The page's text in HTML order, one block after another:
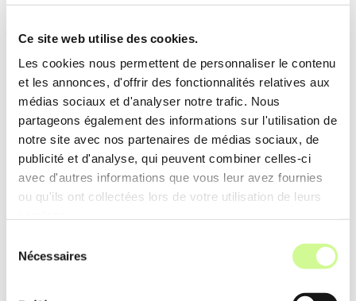
Ce site web utilise des cookies.
Les cookies nous permettent de personnaliser le contenu
et les annonces, d'offrir des fonctionnalités relatives aux
médias sociaux et d'analyser notre trafic. Nous
partageons également des informations sur l'utilisation de
notre site avec nos partenaires de médias sociaux, de
publicité et d'analyse, qui peuvent combiner celles-ci
avec d'autres informations que vous leur avez fournies
ou qu'ils ont collectées lors de votre utilisation de leurs
Nécessaires
avec les vôtres, aidant à identifier des opportunités
d’amélioration.
Exemple d’utilisation
Une PME utilise l’
analyse concurrentielle
de
CanIRank pour comprendre pourquoi ses
concurrents se classent mieux, et ajuste ses
propres stratégies en conséquence.
Recherche de mots-clés
CanIRank réalise un pour